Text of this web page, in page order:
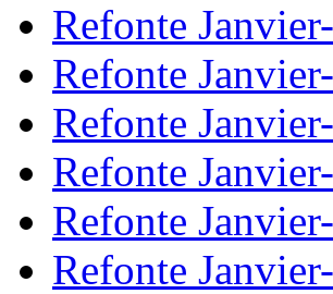
Refonte
Refonte
Refonte
Refonte
Refonte
Refonte